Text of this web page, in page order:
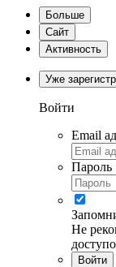
Больше
Сайт
Активность
Уже
Войти
Email
Пароль
Не
Войти